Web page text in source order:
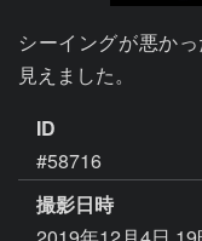
シーイングが悪か
見えました。
ID
#58716
撮影日時